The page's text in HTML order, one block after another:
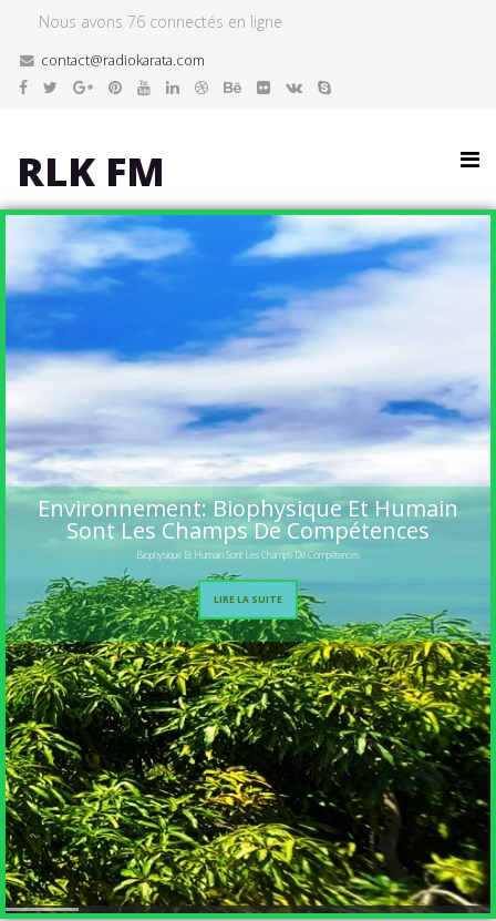
Nous avons 76 connectés en ligne
contact@radiokarata.com
RLK FM
Environnement: Biophysique Et Humain
Sont Les Champs De Compétences
Biophysique Et Humain Sont Les Champs De Compétences
LIRE LA SUITE